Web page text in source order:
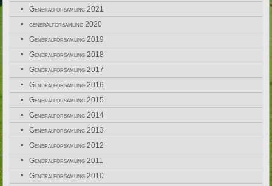
Generalforsamling 2021
generalforsamling 2020
Generalforsamling 2019
Generalforsamling 2018
Generalforsamling 2017
Generalforsamling 2016
Generalforsamling 2015
Generalforsamling 2014
Generalforsamling 2013
Generalforsamling 2012
Generalforsamling 2011
Generalforsamling 2010